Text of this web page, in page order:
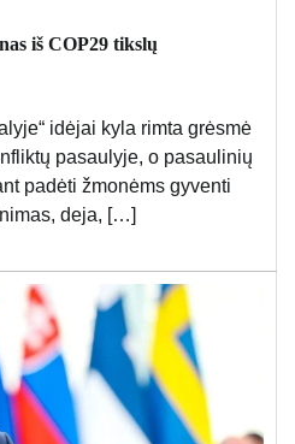
iš COP29 tikslų
idėjai kyla rimta grėsmė
pasaulyje, o pasaulinių
padėti žmonėms gyventi
deja, […]